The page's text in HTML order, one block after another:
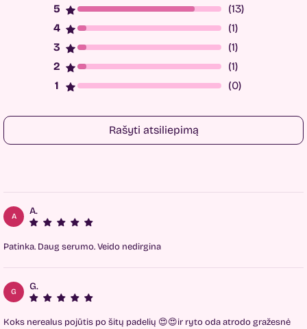
(13)
(1)
(1)
(1)
(0)
Rašyti atsiliepimą
A A.
Patinka. Daug serumo. Veido nedirgina
G G.
Koks nerealus pojūtis po šitų padelių 😍😍ir ryto oda atrodo gražesnė